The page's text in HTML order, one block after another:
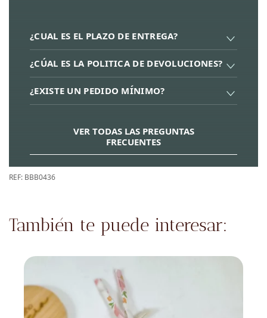
¿CUAL ES EL PLAZO DE ENTREGA?
¿CÚAL ES LA POLITICA DE DEVOLUCIONES?
¿EXISTE UN PEDIDO MÍNIMO?
VER TODAS LAS PREGUNTAS
FRECUENTES
REF: BBB0436
También te puede interesar: